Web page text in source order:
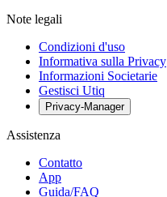
Note legali
Condizioni d'uso
Informativa sulla Privacy
Informazioni Societarie
Gestisci Utiq
Privacy-Manager
Assistenza
Contatto
App
Guida/FAQ